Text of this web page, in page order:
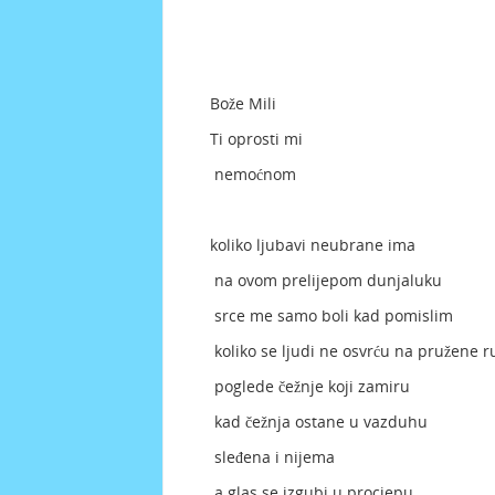
Bože Mili
Ti oprosti mi
nemoćnom
koliko ljubavi neubrane ima
na ovom prelijepom dunjaluku
srce me samo boli kad pomislim
koliko se ljudi ne osvrću na pružene
poglede čežnje koji zamiru
kad čežnja ostane u vazduhu
sleđena i nijema